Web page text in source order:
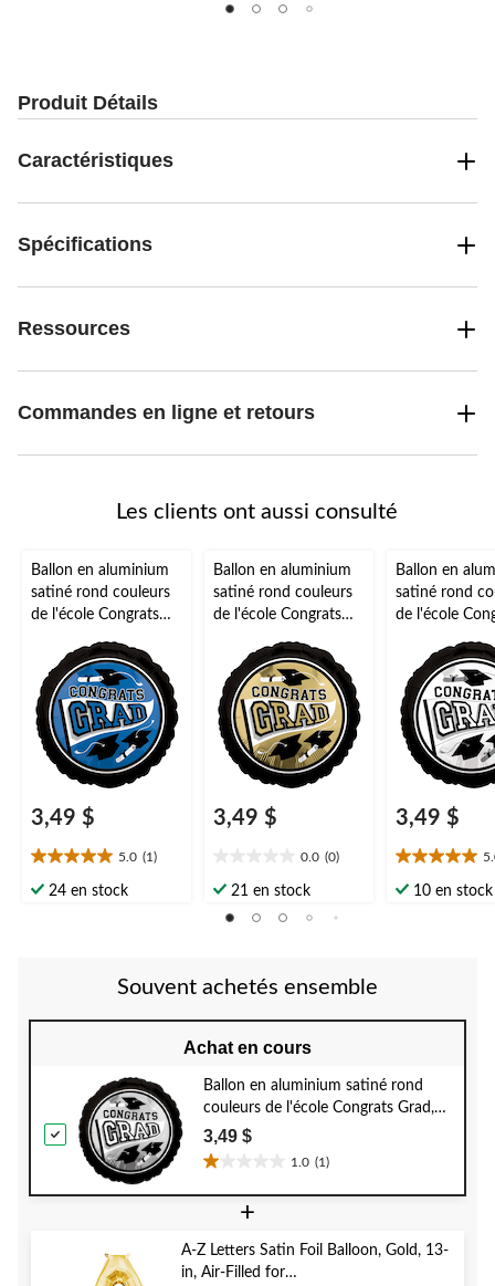
Produit Détails
Caractéristiques
Spécifications
Ressources
Commandes en ligne et retours
Les clients ont aussi consulté
Ballon en aluminium
satiné rond couleurs
de l'école Congrats
gonflement à l'hélium
et ruban inclus, pour
remise des diplômes
3,49 $
5.0 (1)
5.0
étoile(s)
24 en stock
Ballon en aluminium
satiné rond couleurs
de l'école Congrats
ruban et gonflage
hélium compris, pour
remise des diplômes
3,49 $
0.0 (0)
étoile(s)
21 en stock
Ballon en
satiné rond
de l'école
gonflement à
et ruban
remise des
3,49 $
5.0
étoile(s)
10 en stock
Souvent achetés ensemble
Achat en cours
Ballon en aluminium satiné rond
couleurs de l'école Congrats Grad,
argent, 18 po, gonflement à l'hélium
et ruban inclus, pour remise des
3,49 $
1.0 (1)
1.0
étoile(s)
1
évaluation
+
A-Z Letters Satin Foil Balloon, Gold, 13-
in, Air-Filled for